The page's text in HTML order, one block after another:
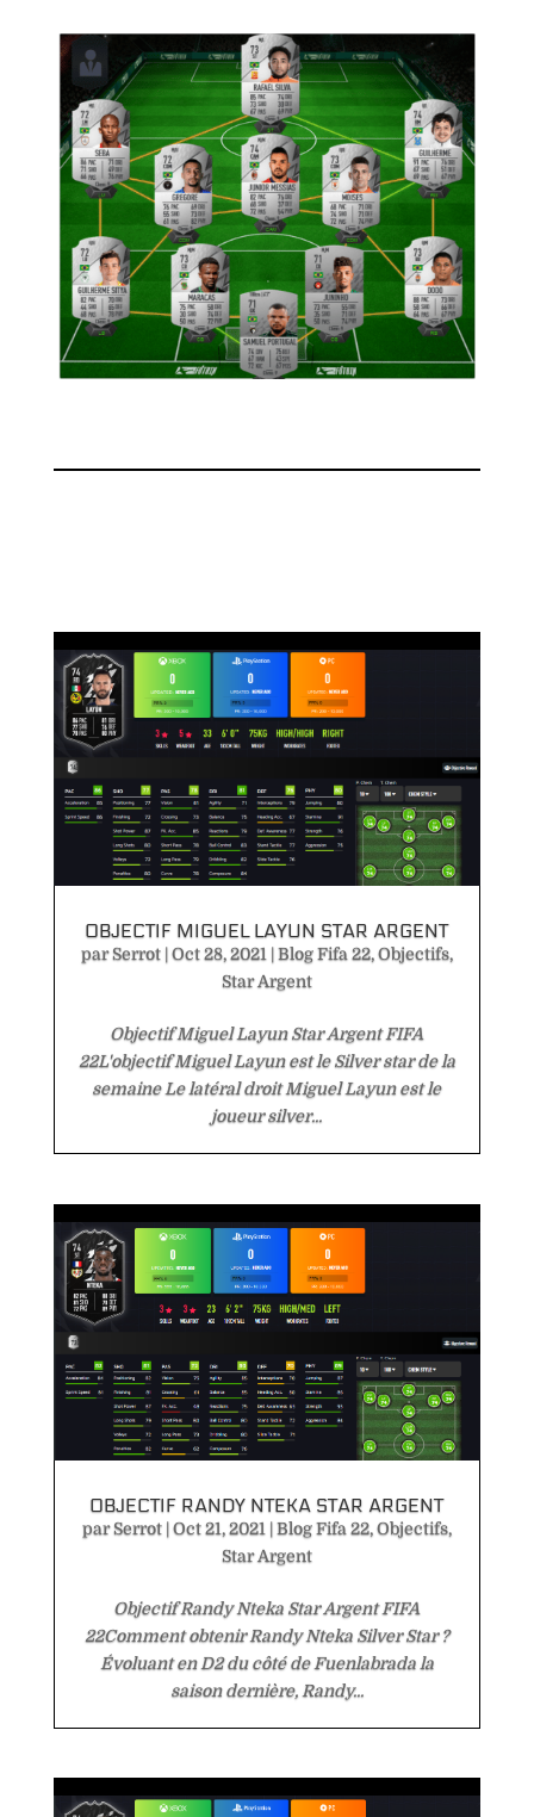
OBJECTIF MIGUEL LAYUN STAR ARGENT
parSerrot|Oct 28, 2021|Blog Fifa 22,Objectifs,
Star Argent
Objectif Miguel Layun Star Argent FIFA
22L'objectif Miguel Layun est le Silver star de la
semaine Le latéral droit Miguel Layun est le
joueur silver...
OBJECTIF RANDY NTEKA STAR ARGENT
parSerrot|Oct 21, 2021 |Blog Fifa 22,Objectifs,
Star Argent
Objectif Randy Nteka Star Argent FIFA
22Comment obtenir Randy Nteka Silver Star ?
Évoluant en D2 du côté de Fuenlabrada la
saison dernière, Randy...